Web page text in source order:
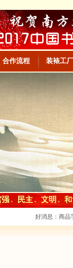
合作流程 装裱工厂
好消息：商品